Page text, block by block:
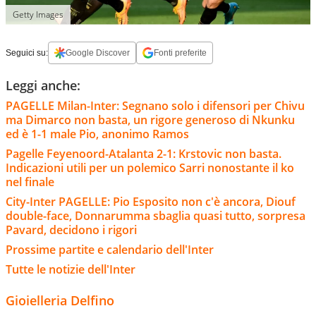
Getty Images
Seguici su: Google Discover Fonti preferite
Leggi anche:
PAGELLE Milan-Inter: Segnano solo i difensori per Chivu
ma Dimarco non basta, un rigore generoso di Nkunku
ed è 1-1 male Pio, anonimo Ramos
Pagelle Feyenoord-Atalanta 2-1: Krstovic non basta.
Indicazioni utili per un polemico Sarri nonostante il ko
nel finale
City-Inter PAGELLE: Pio Esposito non c'è ancora, Diouf
double-face, Donnarumma sbaglia quasi tutto, sorpresa
Pavard, decidono i rigori
Prossime partite e calendario dell'Inter
Tutte le notizie dell'Inter
Gioielleria Delfino